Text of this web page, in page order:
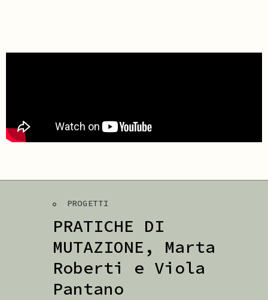
PROGETTI
PRATICHE DI
MUTAZIONE,
Marta
Roberti e Viola
Pantano